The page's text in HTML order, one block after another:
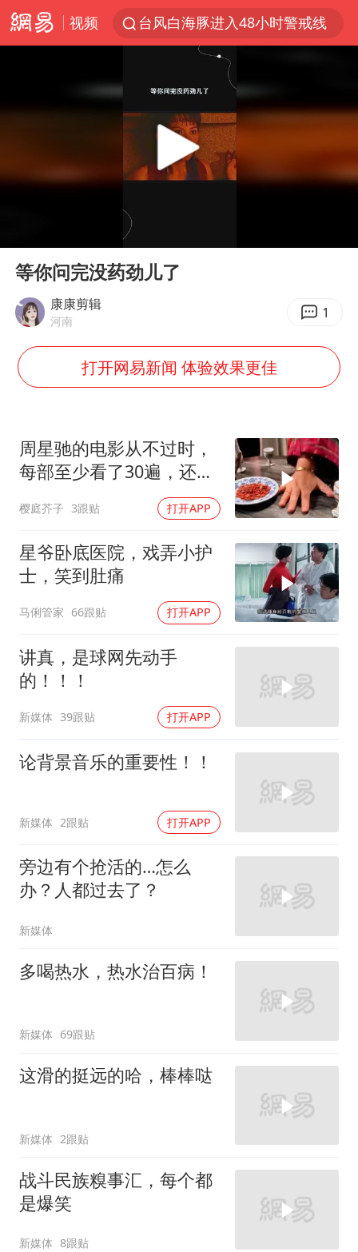
视频
台风白海豚进入48小时警戒线
看守所辅警收受10万获刑1年
宇树科技发行价格150.80元/股
宇树科技王兴兴身家有望超200亿元
U17国足1分钟轰2球
24小时不关空调 电费会更低吗
中国养老床位“三连降”
吉林一“温度计大楼”读数爆表
东方甄选被判赔偿江小白30万元
奋进开新局 实干挑大梁
Play
等你问完没药劲儿了
康康剪辑
河南 1
打开网易新闻 体验效果更佳
周星驰的电影从不过时，
每部至少看了30遍，还是
樱庭芥子 3跟贴 打开APP
星爷卧底医院，戏弄小护
士，笑到肚痛
马俐管家 66跟贴 打开APP
讲真，是球网先动手
的！！！
新媒体 39跟贴 打开APP
论背景音乐的重要性！！
新媒体 2跟贴 打开APP
旁边有个抢活的…怎么
办？人都过去了？
新媒体
多喝热水，热水治百病！
新媒体 69跟贴
这滑的挺远的哈，棒棒哒
新媒体 2跟贴
战斗民族糗事汇，每个都
是爆笑
新媒体 8跟贴